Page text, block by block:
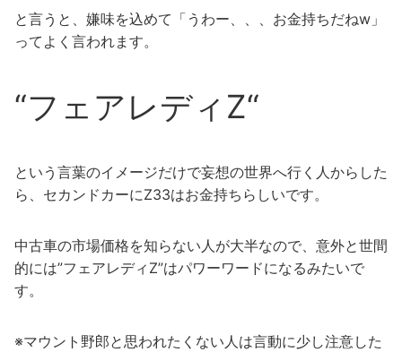
と言うと、嫌味を込めて「うわー、、、お金持ちだねw」
ってよく言われます。
“フェアレディZ“
という言葉のイメージだけで妄想の世界へ行く人からした
ら、セカンドカーにZ33はお金持ちらしいです。
中古車の市場価格を知らない人が大半なので、意外と世間
的には”フェアレディZ”はパワーワードになるみたいで
す。
※マウント野郎と思われたくない人は言動に少し注意した